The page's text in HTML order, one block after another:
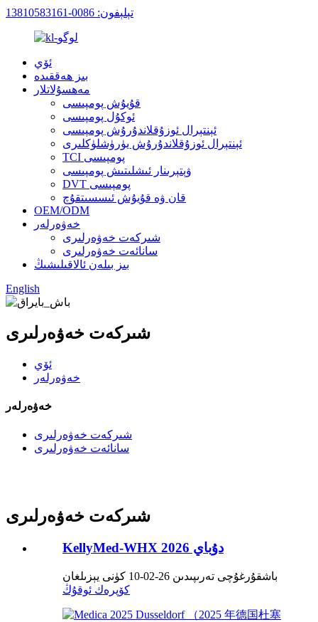
تېلېفون: 0086-13810583161
ئۆي
بىز ھەققىدە
مەھسۇلاتلار
قۇيۇش پومپىسى
ئوكۇل پومپىسى
ئېنتېرال ئوزۇقلاندۇرۇش پومپىسى
ئېنتېرال ئوزۇقلاندۇرۇش يۈرۈشلۈكلىرى
TCI پومپىسى
ۋېتېرىنار ئىشلىتىش پومپىسى
DVT پومپىسى
قان ۋە قۇيۇش ئىسسىتقۇچ
OEM/ODM
خەۋەرلەر
شىركەت خەۋەرلىرى
سانائەت خەۋەرلىرى
بىز بىلەن ئالاقىلىشىڭ
English
شىركەت خەۋەرلىرى
ئۆي
خەۋەرلەر
خەۋەرلەر
شىركەت خەۋەرلىرى
سانائەت خەۋەرلىرى
شىركەت خەۋەرلىرى
KellyMed-WHX دۇباي 2026
باشقۇرغۇچى تەرىپىدىن 26-02-10 كۈنى يېزىلغان
كۆپرەك ئوقۇڭ